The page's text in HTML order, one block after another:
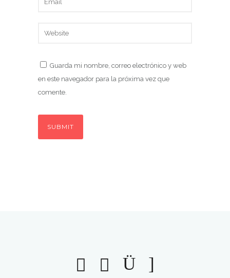
Guarda mi nombre, correo electrónico y web
en este navegador para la próxima vez que
comente.